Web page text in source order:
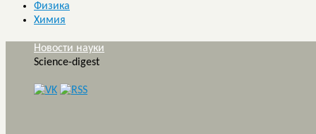
Физика
Химия
Новости науки
Science-digest